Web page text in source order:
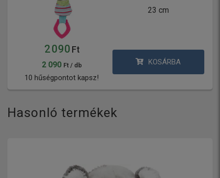
23 cm
2 090 Ft
2 090 Ft / db
10 hűségpontot kapsz!
KOSÁRBA
Hasonló termékek